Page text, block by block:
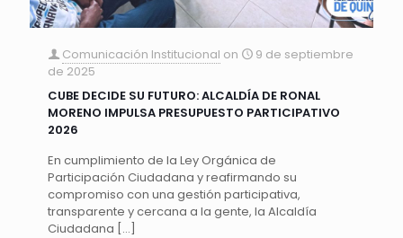
Comunicación Institucional on
9 de septiembre
de 2025
CUBE DECIDE SU FUTURO: ALCALDÍA DE RONAL
MORENO IMPULSA PRESUPUESTO PARTICIPATIVO
2026
En cumplimiento de la Ley Orgánica de
Participación Ciudadana y reafirmando su
compromiso con una gestión participativa,
transparente y cercana a la gente, la Alcaldía
Ciudadana […]